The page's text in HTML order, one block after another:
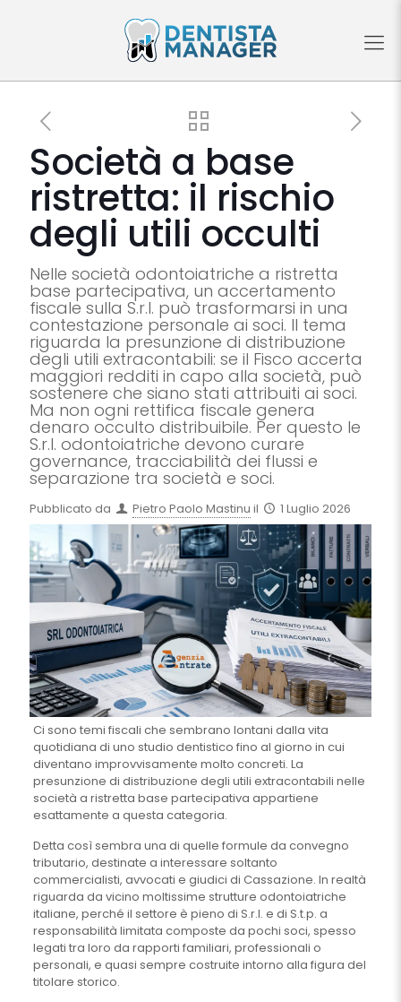
Società a base
ristretta: il rischio
degli utili occulti
Nelle società odontoiatriche a ristretta
base partecipativa, un accertamento
fiscale sulla S.r.l. può trasformarsi in una
contestazione personale ai soci. Il tema
riguarda la presunzione di distribuzione
degli utili extracontabili: se il Fisco accerta
maggiori redditi in capo alla società, può
sostenere che siano stati attribuiti ai soci.
Ma non ogni rettifica fiscale genera
denaro occulto distribuibile. Per questo le
S.r.l. odontoiatriche devono curare
governance, tracciabilità dei flussi e
separazione tra società e soci.
Pubblicato da Pietro Paolo Mastinu il 1 Luglio 2026
Ci sono temi fiscali che sembrano lontani dalla vita
quotidiana di uno studio dentistico fino al giorno in cui
diventano improvvisamente molto concreti. La
presunzione di distribuzione degli utili extracontabili nelle
società a ristretta base partecipativa appartiene
esattamente a questa categoria.
Detta così sembra una di quelle formule da convegno
tributario, destinate a interessare soltanto
commercialisti, avvocati e giudici di Cassazione. In realtà
riguarda da vicino moltissime strutture odontoiatriche
italiane, perché il settore è pieno di S.r.l. e di S.t.p. a
responsabilità limitata composte da pochi soci, spesso
legati tra loro da rapporti familiari, professionali o
personali, e quasi sempre costruite intorno alla figura del
titolare storico.